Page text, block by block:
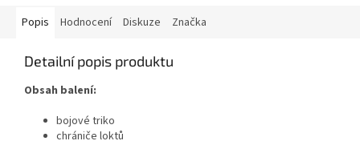
Popis Hodnocení Diskuze Značka
Detailní popis produktu
Obsah balení:
bojové triko
chrániče loktů